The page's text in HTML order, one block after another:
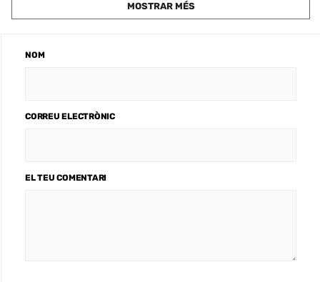
MOSTRAR MÉS
NOM
CORREU ELECTRÒNIC
EL TEU COMENTARI